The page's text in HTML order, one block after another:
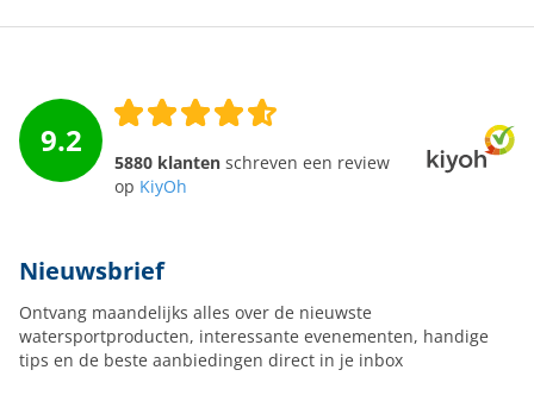
9.2
5880 klanten schreven een review
op KiyOh
Nieuwsbrief
Ontvang maandelijks alles over de nieuwste
watersportproducten, interessante evenementen, handige
tips en de beste aanbiedingen direct in je inbox